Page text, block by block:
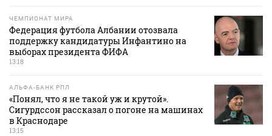
ЧЕМПИОНАТ МИРА
Федерация футбола Албании отозвала
поддержку кандидатуры Инфантино на
выборах президента ФИФА
13:18
АЛЬФА-БАНК РПЛ
«Понял, что я не такой уж и крутой».
Сигурдссон рассказал о погоне на машинах
в Краснодаре
13:15